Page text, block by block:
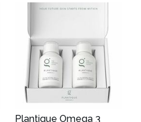
Plantique Omega 3